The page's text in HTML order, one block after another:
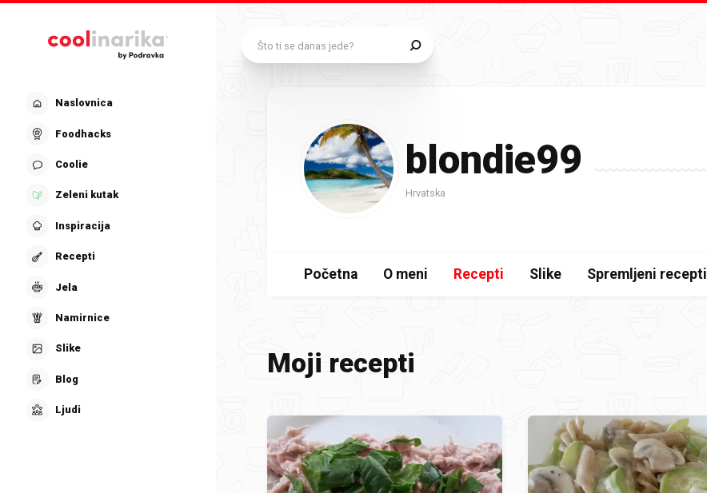
Naslovnica
Foodhacks
Coolie
Zeleni kutak
Inspiracija
Recepti
Jela
Namirnice
Slike
Blog
Ljudi
blondie99
Hrvatska
Početna O meni Recepti Slike Spremljeni recepti
Moji recepti
Što ti se danas jede?